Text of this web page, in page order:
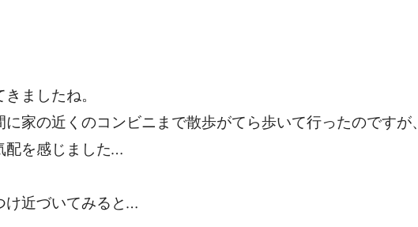
ましたね。
家の近くのコンビニまで散歩がてら歩いて行ったのですが、
配を感じました…
け近づいてみると…